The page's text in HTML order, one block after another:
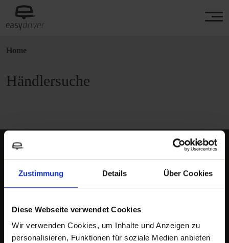
Zustimmung Details Über Cookies
Diese Webseite verwendet Cookies
Wir verwenden Cookies, um Inhalte und Anzeigen zu
personalisieren, Funktionen für soziale Medien anbieten
Home
Händlersuche
Jetzt zum Newsletter anmelden!
E-Mail*